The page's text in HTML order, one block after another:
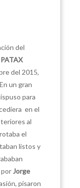
del
PATAX
del 2015,
un gran
para
en el
al
el
listos y
por Jorge
pisaron